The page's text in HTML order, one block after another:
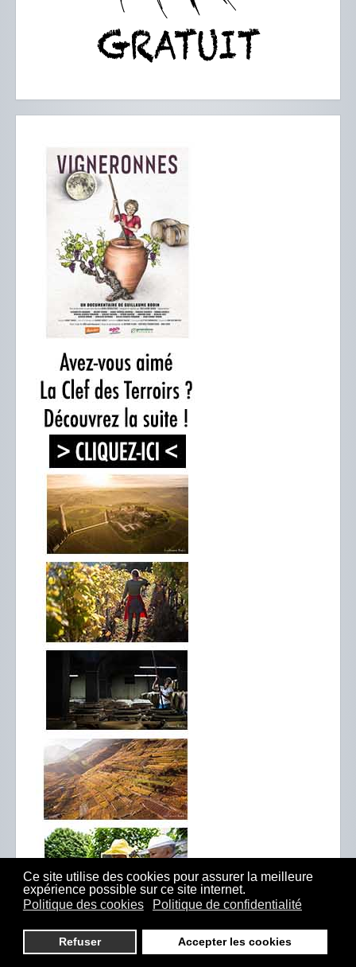
Ce site utilise des cookies pour assurer la meilleure
expérience possible sur ce site internet.
Politique des cookies
Politique de confidentialité
Refuser Accepter les cookies